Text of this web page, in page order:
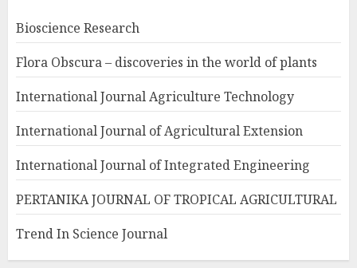
Bioscience Research
Flora Obscura – discoveries in the world of plants
International Journal Agriculture Technology
International Journal of Agricultural Extension
International Journal of Integrated Engineering
PERTANIKA JOURNAL OF TROPICAL AGRICULTURAL
Trend In Science Journal